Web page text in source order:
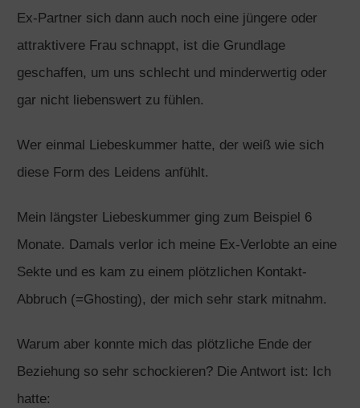
Ex-Partner sich dann auch noch eine jüngere oder
attraktivere Frau schnappt, ist die Grundlage
geschaffen, um uns schlecht und minderwertig oder
gar nicht liebenswert zu fühlen.
Wer einmal Liebeskummer hatte, der weiß wie sich
diese Form des Leidens anfühlt.
Mein längster Liebeskummer ging zum Beispiel 6
Monate. Damals verlor ich meine Ex-Verlobte an eine
Sekte und es kam zu einem plötzlichen Kontakt-
Abbruch (=Ghosting), der mich sehr stark mitnahm.
Warum aber konnte mich das plötzliche Ende der
Beziehung so sehr schockieren? Die Antwort ist: Ich
hatte: